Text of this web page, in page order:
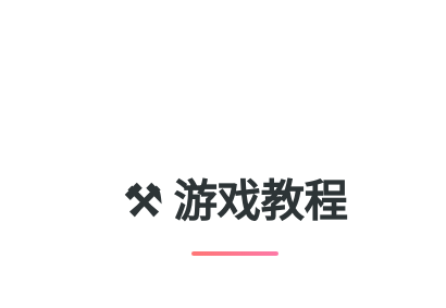
⚒️ 游戏教程